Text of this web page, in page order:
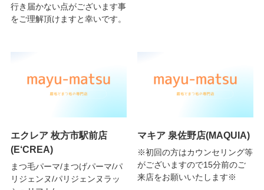
行き届かない点がございます事
をご理解頂けますと幸いです。
エクレア 枚方市駅前店
(E‘CREA)
まつ毛パーマ/まつげパーマ/パ
リジェンヌ/パリジェンヌラッ
マキア 泉佐野店(MAQUIA)
※初回の方はカウンセリング等
がございますので15分前のご
来店をお願いいたします※